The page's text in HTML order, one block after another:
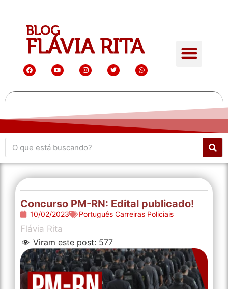
Concurso PM-RN: Edital publicado!
10/02/2023 Português Carreiras Policiais
Flávia Rita
Viram este post: 577